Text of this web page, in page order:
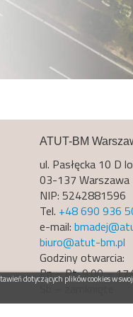
ATUT-BM
ul. Pasłęcka 10 D
03-137 Warszawa
NIP: 5242881596
Tel. +48 690 936
e-mail:
biuro@atut-bm.pl
Godziny otwarcia:
Pn – Pt: 9:00 –
Sb – zamknięte
dotyczących plików cookies w